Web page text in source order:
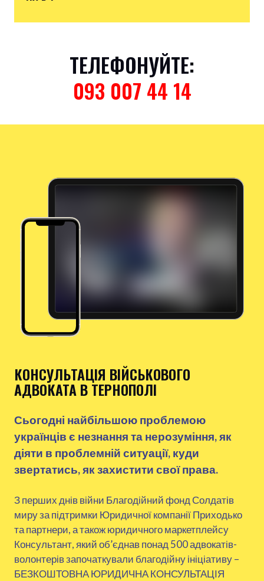
ТЕЛЕФОНУЙТЕ:
093 007 44 14
КОНСУЛЬТАЦІЯ ВІЙСЬКОВОГО
АДВОКАТА В ТЕРНОПОЛІ
Сьогодні найбільшою проблемою
українців є незнання та нерозуміння, як
діяти в проблемній ситуації, куди
звертатись, як захистити свої права.
З перших днів війни Благодійний фонд Солдатів
миру за підтримки Юридичної компанії Приходько
та партнери, а також юридичного маркетплейсу
Консультант, який об’єднав понад 500 адвокатів-
волонтерів започаткували благодійну ініціативу –
БЕЗКОШТОВНА ЮРИДИЧНА КОНСУЛЬТАЦІЯ